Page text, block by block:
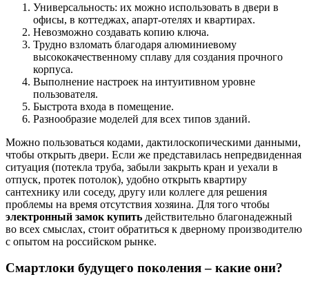
Универсальность: их можно использовать в двери в
офисы, в коттеджах, апарт-отелях и квартирах.
Невозможно создавать копию ключа.
Трудно взломать благодаря алюминиевому
высококачественному сплаву для создания прочного
корпуса.
Выполнение настроек на интуитивном уровне
пользователя.
Быстрота входа в помещение.
Разнообразие моделей для всех типов зданий.
Можно пользоваться кодами, дактилоскопическими данными,
чтобы открыть двери. Если же представилась непредвиденная
ситуация (потекла труба, забыли закрыть кран и уехали в
отпуск, протек потолок), удобно открыть квартиру
сантехнику или соседу, другу или коллеге для решения
проблемы на время отсутствия хозяина. Для того чтобы
электронный замок купить действительно благонадежный
во всех смыслах, стоит обратиться к дверному производителю
с опытом на российском рынке.
Смартлоки будущего поколения – какие они?